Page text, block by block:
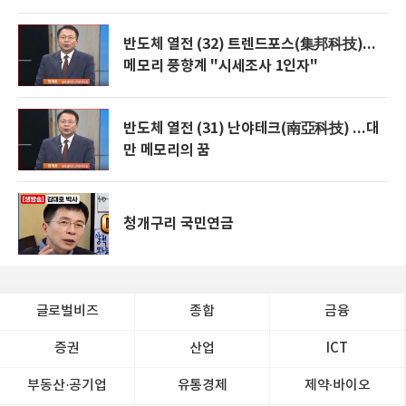
반도체 열전 (32) 트렌드포스(集邦科技)...
메모리 풍향계 "시세조사 1인자"
반도체 열전 (31) 난야테크(南亞科技) ...대
만 메모리의 꿈
청개구리 국민연금
글로벌비즈 종합 금융
증권 산업 ICT
부동산·공기업 유통경제 제약∙바이오